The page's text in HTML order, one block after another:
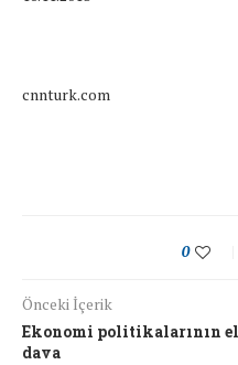
cnnturk.com
0
Önceki İçerik
Ekonomi politikalarının
dava